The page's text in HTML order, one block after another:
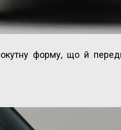
форму, що й